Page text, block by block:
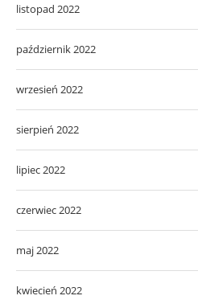
listopad 2022
październik 2022
wrzesień 2022
sierpień 2022
lipiec 2022
czerwiec 2022
maj 2022
kwiecień 2022